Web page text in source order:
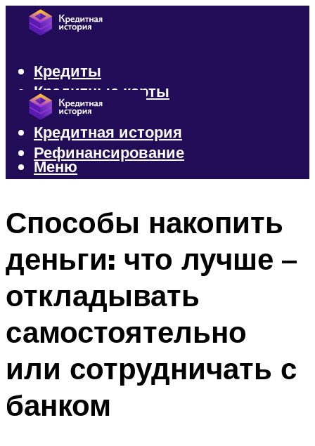
Кредиты
Кредитные карты
Микрозаймы
Кредитная история
Рефинансирование
Меню
Способы накопить
деньги: что лучше –
откладывать
самостоятельно
или сотрудничать с
банком